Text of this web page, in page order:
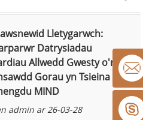
Lletygarwch:
Datrysiadau
Allwedd Gwesty o'r
Gorau yn Tsieina
MIND
admin ar 26-03-28